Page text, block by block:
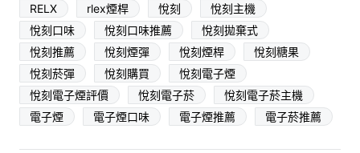
RELX rlex煙桿 悅刻
悅刻主機
悅刻口味
悅刻口味推薦
悅刻拋棄式
悅刻推薦
悅刻煙彈 悅刻煙桿
悅刻糖果
悅刻菸彈
悅刻購買
悅刻電子煙
悅刻電子煙評價
悅刻電子菸
悅刻電子菸主機
電子煙
電子煙口味 電子煙推薦 電子菸推薦